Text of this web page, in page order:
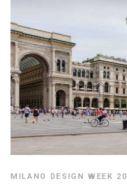
MILANO DESIGN WEEK